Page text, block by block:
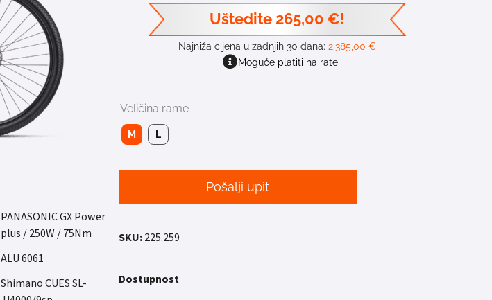
PANASONIC GX Power
plus / 250W / 75Nm
ALU 6061
Shimano CUES SL-
Uštedite265,00 €!
Najniža cijena u zadnjih 30 dana:2.385,00€
Moguće platiti na rate
Veličina rame
M L
Pošalji upit
SKU:225.259
Dostupnost